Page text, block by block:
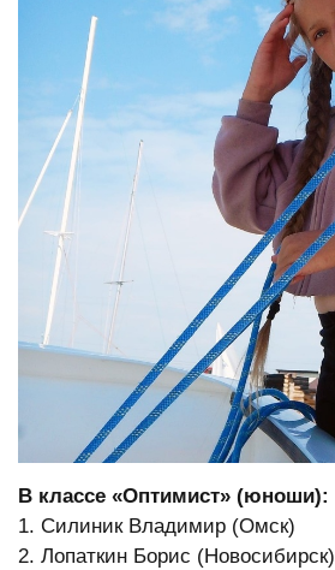
В классе «Оптимист» (юноши):
1. Силиник Владимир (Омск)
2. Лопаткин Борис (Новосибирск)